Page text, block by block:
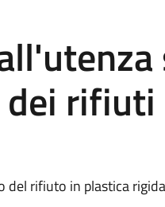
rifiuto in plastica